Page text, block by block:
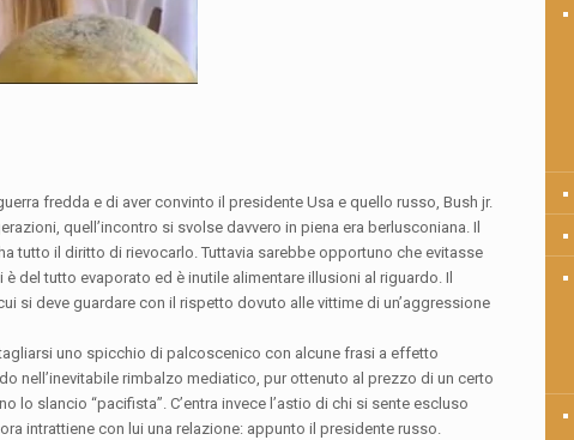
fredda e di aver convinto il presidente Usa e quello russo, Bush jr.
quell’incontro si svolse davvero in piena era berlusconiana. Il
tutto il diritto di rievocarlo. Tuttavia sarebbe opportuno che evitasse
del tutto evaporato ed è inutile alimentare illusioni al riguardo. Il
si deve guardare con il rispetto dovuto alle vittime di un’aggressione
uno spicchio di palcoscenico con alcune frasi a effetto
nell’inevitabile rimbalzo mediatico, pur ottenuto al prezzo di un certo
lo slancio “pacifista”. C’entra invece l’astio di chi si sente escluso
intrattiene con lui una relazione: appunto il presidente russo.